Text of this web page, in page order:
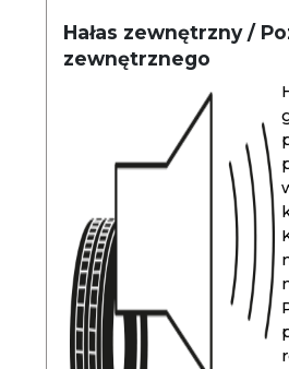
Hałas zewnętrzny /
zewnętrznego